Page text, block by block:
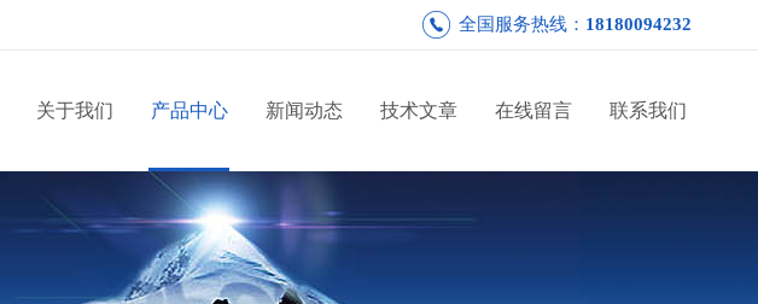
全国服务热线： 18180094232
关于我们 产品中心 新闻动态 技术文章 在线留言 联系我们